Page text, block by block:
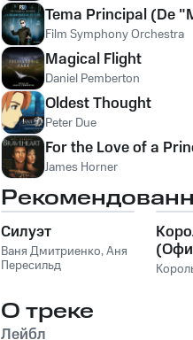
Tema Principal (De
Film Symphony Orchestra
Magical Flight
Daniel Pemberton
Oldest Thought
Peter Due
For the Love of a
James Horner
Силуэт
Ваня Дмитриенко,Аня
Пересильд
О треке
Лейбл